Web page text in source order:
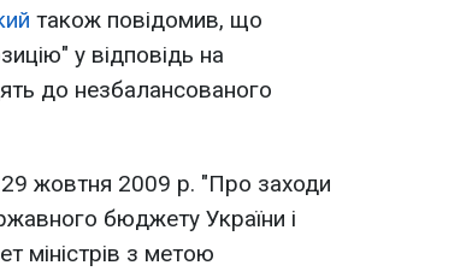
також повідомив, що
у відповідь на
до незбалансованого
жовтня 2009 р. "Про заходи
бюджету України і
міністрів з метою